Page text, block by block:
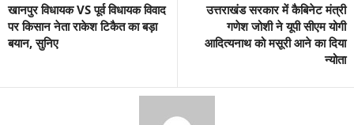
खानपुर विधायक VS पूर्व विधायक विवाद
पर किसान नेता राकेश टिकैत का बड़ा
बयान, सुनिए
उत्तराखंड सरकार में कैबिनेट मंत्री
गणेश जोशी ने यूपी सीएम योगी
आदित्यनाथ को मसूरी आने का दिया
न्योता